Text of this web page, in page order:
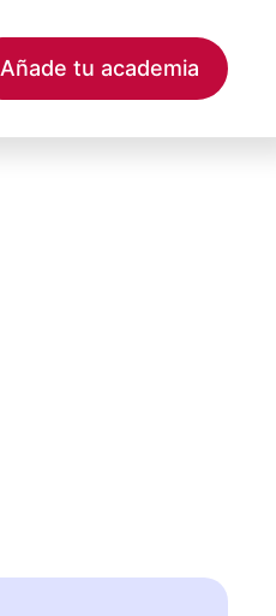
Añade tu academia